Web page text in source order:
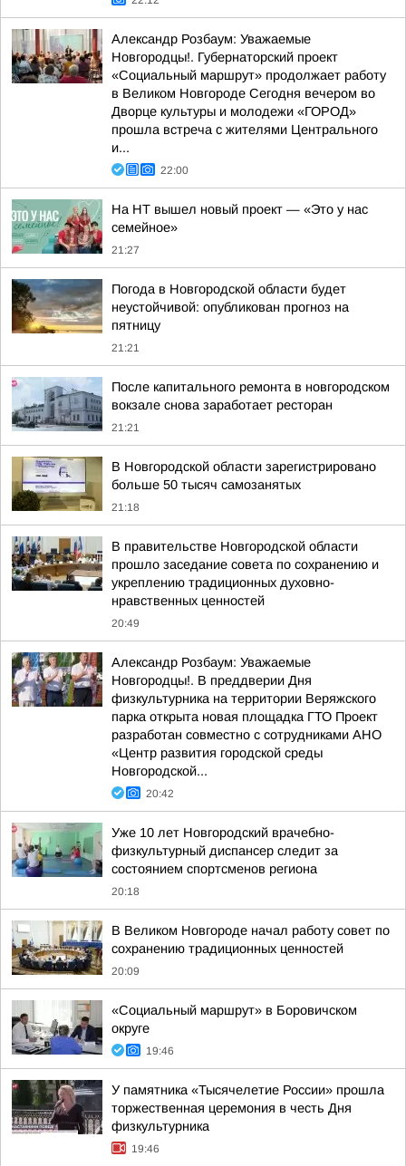
Александр Розбаум: Уважаемые
Новгородцы!. Губернаторский проект
«Социальный маршрут» продолжает работу
в Великом Новгороде Сегодня вечером во
Дворце культуры и молодежи «ГОРОД»
прошла встреча с жителями Центрального
и...
22:00
На НТ вышел новый проект — «Это у нас
семейное»
21:27
Погода в Новгородской области будет
неустойчивой: опубликован прогноз на
пятницу
21:21
После капитального ремонта в новгородском
вокзале снова заработает ресторан
21:21
В Новгородской области зарегистрировано
больше 50 тысяч самозанятых
21:18
В правительстве Новгородской области
прошло заседание совета по сохранению и
укреплению традиционных духовно-
нравственных ценностей
20:49
Александр Розбаум: Уважаемые
Новгородцы!. В преддверии Дня
физкультурника на территории Веряжского
парка открыта новая площадка ГТО Проект
разработан совместно с сотрудниками АНО
«Центр развития городской среды
Новгородской...
20:42
Уже 10 лет Новгородский врачебно-
физкультурный диспансер следит за
состоянием спортсменов региона
20:18
В Великом Новгороде начал работу совет по
сохранению традиционных ценностей
20:09
«Социальный маршрут» в Боровичском
округе
19:46
У памятника «Тысячелетие России» прошла
торжественная церемония в честь Дня
физкультурника
19:46